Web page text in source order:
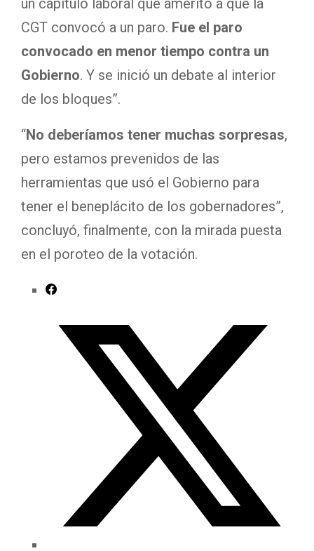
un capítulo laboral que ameritó a que la
CGT convocó a un paro. Fue el paro
convocado en menor tiempo contra un
Gobierno. Y se inició un debate al interior
de los bloques”.
“No deberíamos tener muchas sorpresas,
pero estamos prevenidos de las
herramientas que usó el Gobierno para
tener el beneplácito de los gobernadores”,
concluyó, finalmente, con la mirada puesta
en el poroteo de la votación.